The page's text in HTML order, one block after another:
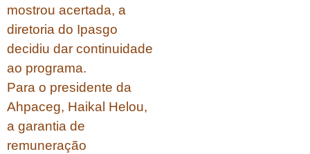
mostrou acertada, a
diretoria do Ipasgo
decidiu dar continuidade
ao programa.
Para o presidente da
Ahpaceg, Haikal Helou,
a garantia de
remuneração